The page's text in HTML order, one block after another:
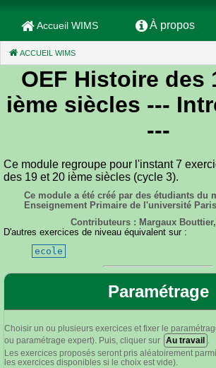
Accueil WIMS À propos
ACCUEIL WIMS
OEF Histoire des
ième siècles ---
---
Ce module regroupe pour l'instant 7
des 19 et 20 ième siècles (cycle 3).
Ce module a été créé par des étudiants du
Enseignement Primaire de l'université
Contributeurs : Margaux
D'autres exercices de niveau équivalent sur :
ecole
Paramétrage
Choisir un ou plusieurs exercices et fixer le
ou paramétrage expert). Puis, cliquer sur Au travail
Les exercices proposés seront pris aléatoirement
les exercices disponibles si le choix est vide).